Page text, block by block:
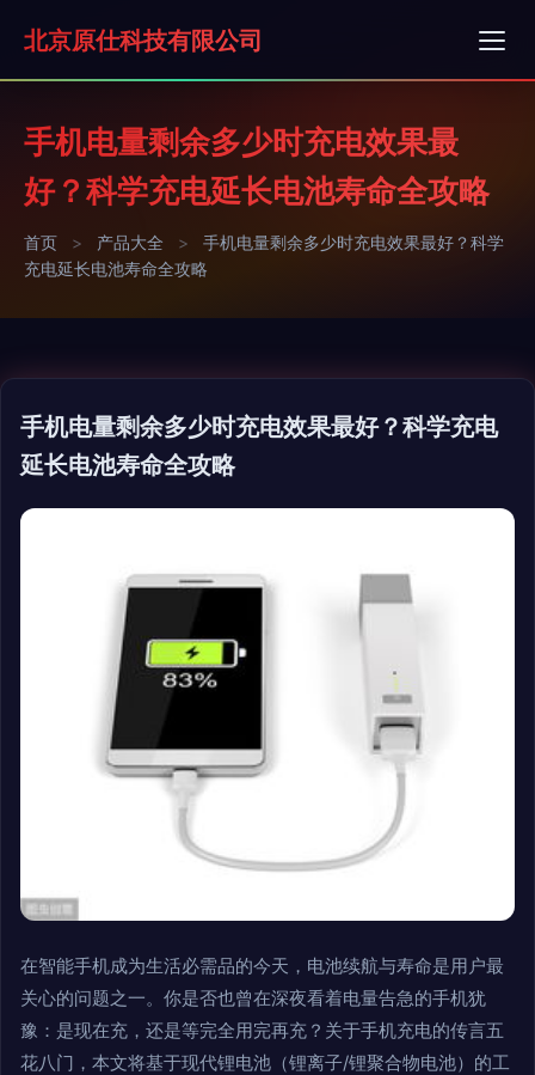
北京原仕科技有限公司
手机电量剩余多少时充电效果最
好？科学充电延长电池寿命全攻略
首页 > 产品大全 >
手机电量剩余多少时充电效果最好？科学
充电延长电池寿命全攻略
手机电量剩余多少时充电效果最好？科学充电
延长电池寿命全攻略
在智能手机成为生活必需品的今天，电池续航与寿命是用户最
关心的问题之一。你是否也曾在深夜看着电量告急的手机犹
豫：是现在充，还是等完全用完再充？关于手机充电的传言五
花八门，本文将基于现代锂电池（锂离子/锂聚合物电池）的工